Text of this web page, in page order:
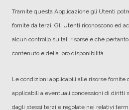
Tramite questa Applicazione gli Utenti
fornite da terzi. Gli Utenti riconoscono ed
alcun controllo su tali risorse e che
contenuto e della loro disponibilità.
Le condizioni applicabili alle risorse
applicabili a eventuali concessioni di diritti
dagli stessi terzi e regolate nei relativi